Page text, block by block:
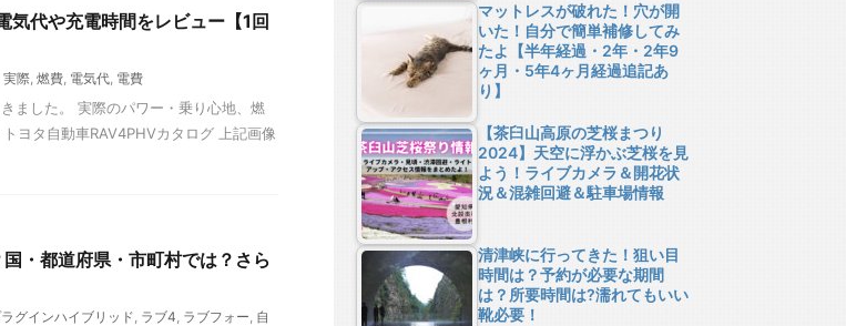
気代や充電時間をレビュー【1回
実際, 燃費, 電気代, 電費
ました。 実際のパワー・乗り心地、燃
ヨタ自動車RAV4PHVカタログ 上記画像
・都道府県・市町村では？さら
グインハイブリッド, ラブ4, ラブフォー, 自
マットレスが破れた！穴が開
いた！自分で簡単補修してみ
たよ【半年経過・2年・2年9
ヶ月・5年4ヶ月経過追記あ
り】
【茶臼山高原の芝桜まつり
2024】天空に浮かぶ芝桜を見
よう！ライブカメラ＆開花状
況＆混雑回避＆駐車場情報
清津峡に行ってきた！狙い目
時間は？予約が必要な期間
は？所要時間は?濡れてもいい
靴必要！